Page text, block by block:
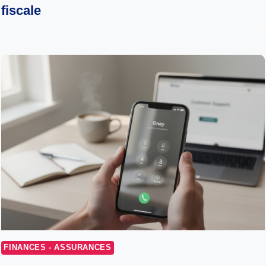
fiscale
FINANCES - ASSURANCES